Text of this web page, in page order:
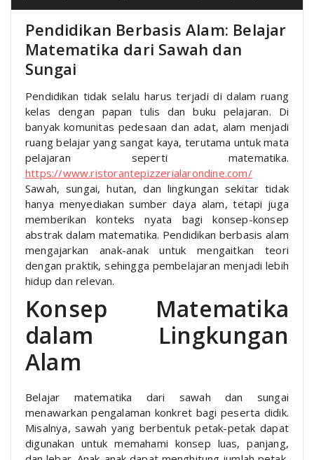
Pendidikan Berbasis Alam: Belajar
Matematika dari Sawah dan
Sungai
Pendidikan tidak selalu harus terjadi di dalam ruang
kelas dengan papan tulis dan buku pelajaran. Di
banyak komunitas pedesaan dan adat, alam menjadi
ruang belajar yang sangat kaya, terutama untuk mata
pelajaran seperti matematika.
https://www.ristorantepizzerialarondine.com/
Sawah, sungai, hutan, dan lingkungan sekitar tidak
hanya menyediakan sumber daya alam, tetapi juga
memberikan konteks nyata bagi konsep-konsep
abstrak dalam matematika. Pendidikan berbasis alam
mengajarkan anak-anak untuk mengaitkan teori
dengan praktik, sehingga pembelajaran menjadi lebih
hidup dan relevan.
Konsep Matematika
dalam Lingkungan
Alam
Belajar matematika dari sawah dan sungai
menawarkan pengalaman konkret bagi peserta didik.
Misalnya, sawah yang berbentuk petak-petak dapat
digunakan untuk memahami konsep luas, panjang,